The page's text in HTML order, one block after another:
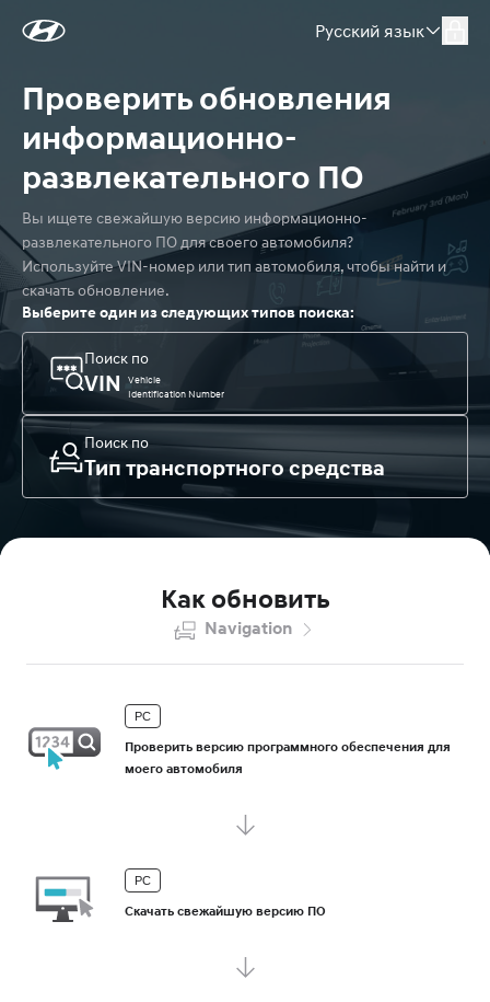
Русский язык
Проверить обновления
информационно-
развлекательного ПО
Вы ищете свежайшую версию информационно-
развлекательного ПО для своего автомобиля?
Используйте VIN-номер или тип автомобиля, чтобы найти и
скачать обновление.
Выберите один из следующих типов поиска:
Поиск по
VIN
Vehicle
Identification Number
Поиск по
Тип транспортного средства
Как обновить
Navigation
PC
Проверить версию программного обеспечения для
моего автомобиля
PC
Скачать свежайшую версию ПО